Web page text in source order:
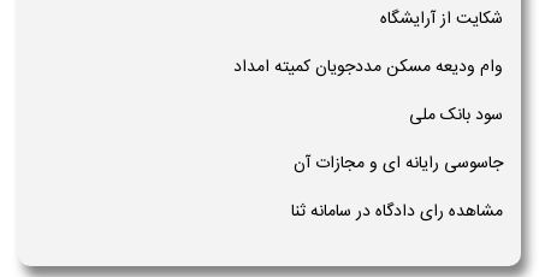
شکایت از آرایشگاه
وام ودیعه مسکن مددجویان کمیته امداد
سود بانک ملی
جاسوسی رایانه ای و مجازات آن
مشاهده رای دادگاه در سامانه ثنا